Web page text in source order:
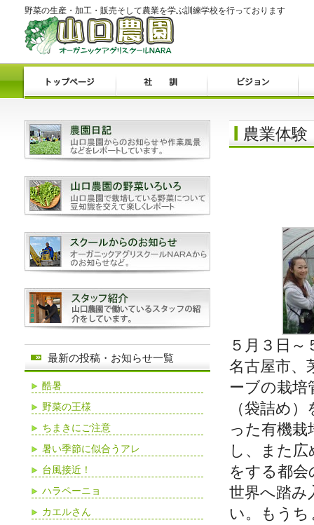
野菜の生産・加工・販売そして農業を学ぶ訓練学校を行っております
農業体験
５月３日
名古屋市、
ーブの栽培
（袋詰め
った有機
し、また
をする都
世界へ踏み
い。もう
最新の投稿・お知らせ一覧
酷暑
野菜の王様
ちまきにご注意
暑い季節に似合うアレ
台風接近！
ハラペーニョ
カエルさん